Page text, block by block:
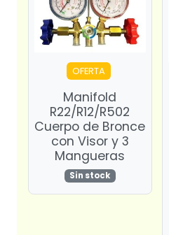
OFERTA
Manifold
R22/R12/R502
Cuerpo de Bronce
con Visor y 3
Mangueras
Sin stock